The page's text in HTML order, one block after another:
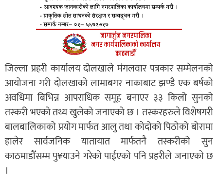
जिल्ला प्रहरी कार्यालय दोलखाले मंगलवार पत्रकार सम्मेलनको
आयोजना गरी दोलखाको लामाबगर नाकाबाट झण्डै एक बर्षको
अवधिमा बिभिन्न आपराधिक समूह बनाएर ३३ किलो सुनको
तस्करी भएको तथ्य खुलेको जनाएको छ । तस्करहरुले विशेषगरी
बालबालिकाको प्रयोग मार्फत आलु तथा कोदोको पिठोको बोरामा
हालेर सार्वजनिक यातायात मार्फतनै तस्करीको सुन
काठमाडौँसम्म पु¥याउने गरेको पाईएको पनि प्रहरीले जनाएको छ
।